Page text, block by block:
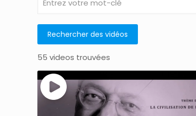
55 videos trouvées